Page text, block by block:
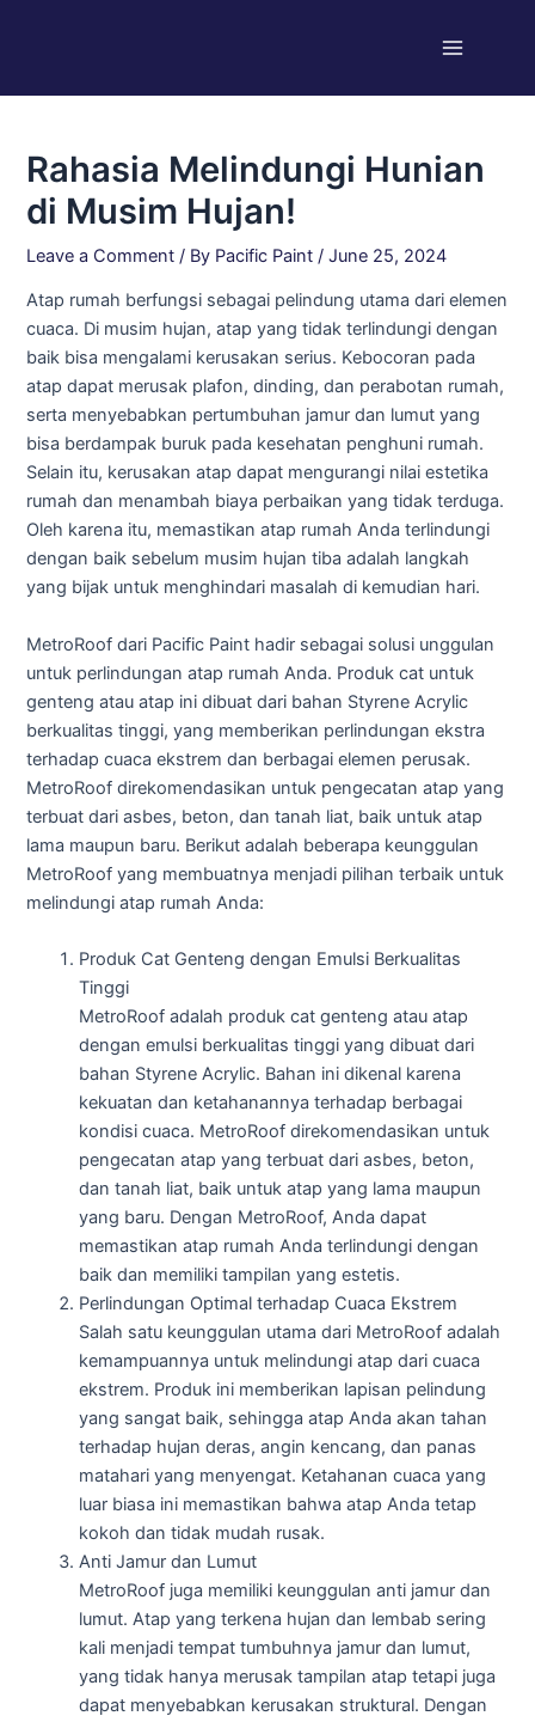
Rahasia Melindungi Hunian
di Musim Hujan!
Leave a Comment / By Pacific Paint/June 25, 2024
Atap rumah berfungsi sebagai pelindung utama dari elemen
cuaca. Di musim hujan, atap yang tidak terlindungi dengan
baik bisa mengalami kerusakan serius. Kebocoran pada
atap dapat merusak plafon, dinding, dan perabotan rumah,
serta menyebabkan pertumbuhan jamur dan lumut yang
bisa berdampak buruk pada kesehatan penghuni rumah.
Selain itu, kerusakan atap dapat mengurangi nilai estetika
rumah dan menambah biaya perbaikan yang tidak terduga.
Oleh karena itu, memastikan atap rumah Anda terlindungi
dengan baik sebelum musim hujan tiba adalah langkah
yang bijak untuk menghindari masalah di kemudian hari.
MetroRoof dari Pacific Paint hadir sebagai solusi unggulan
untuk perlindungan atap rumah Anda. Produk cat untuk
genteng atau atap ini dibuat dari bahan Styrene Acrylic
berkualitas tinggi, yang memberikan perlindungan ekstra
terhadap cuaca ekstrem dan berbagai elemen perusak.
MetroRoof direkomendasikan untuk pengecatan atap yang
terbuat dari asbes, beton, dan tanah liat, baik untuk atap
lama maupun baru. Berikut adalah beberapa keunggulan
MetroRoof yang membuatnya menjadi pilihan terbaik untuk
melindungi atap rumah Anda:
Produk Cat Genteng dengan Emulsi Berkualitas
Tinggi
MetroRoof adalah produk cat genteng atau atap
dengan emulsi berkualitas tinggi yang dibuat dari
bahan Styrene Acrylic. Bahan ini dikenal karena
kekuatan dan ketahanannya terhadap berbagai
kondisi cuaca. MetroRoof direkomendasikan untuk
pengecatan atap yang terbuat dari asbes, beton,
dan tanah liat, baik untuk atap yang lama maupun
yang baru. Dengan MetroRoof, Anda dapat
memastikan atap rumah Anda terlindungi dengan
baik dan memiliki tampilan yang estetis.
Perlindungan Optimal terhadap Cuaca Ekstrem
Salah satu keunggulan utama dari MetroRoof adalah
kemampuannya untuk melindungi atap dari cuaca
ekstrem. Produk ini memberikan lapisan pelindung
yang sangat baik, sehingga atap Anda akan tahan
terhadap hujan deras, angin kencang, dan panas
matahari yang menyengat. Ketahanan cuaca yang
luar biasa ini memastikan bahwa atap Anda tetap
kokoh dan tidak mudah rusak.
Anti Jamur dan Lumut
MetroRoof juga memiliki keunggulan anti jamur dan
lumut. Atap yang terkena hujan dan lembab sering
kali menjadi tempat tumbuhnya jamur dan lumut,
yang tidak hanya merusak tampilan atap tetapi juga
dapat menyebabkan kerusakan struktural. Dengan